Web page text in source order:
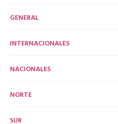
GENERAL
INTERNACIONALES
NACIONALES
NORTE
SUR